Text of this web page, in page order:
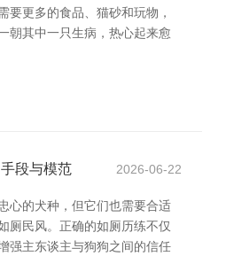
要更多的食品、猫砂和玩物，
朝其中一只生病，热心起来愈
段与模范 2026-06-22
心的犬种，但它们也需要合适
厕民风。正确的如厕历练不仅
强主东谈主与狗狗之间的信任